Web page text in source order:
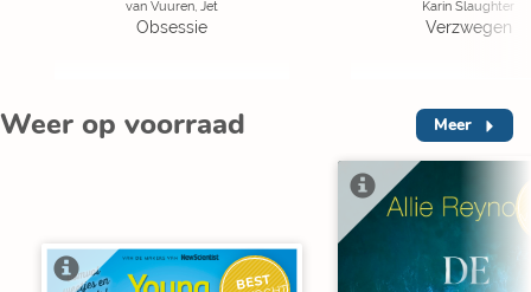
van Vuuren, Jet
Obsessie
Karin Slaughter
Verzwegen
Weer op voorraad Meer
BEST